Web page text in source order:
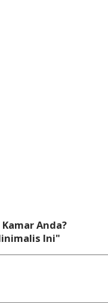
Anda?
Ini"